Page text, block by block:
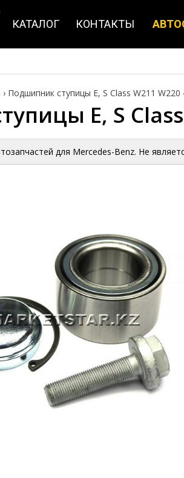
КАТАЛОГ КОНТАКТЫ
› Подшипник ступицы E, S Class W211 W220
E, S
для Mercedes-Benz. Не